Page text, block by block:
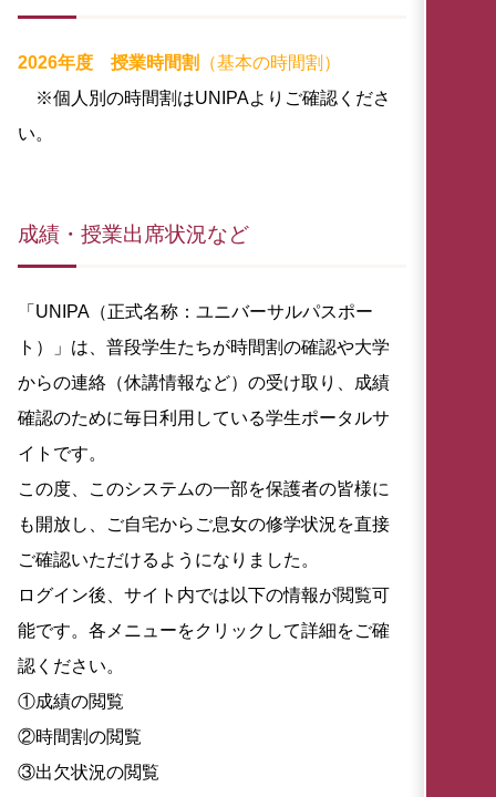
2026年度 授業時間割
（基本の時間割）
※個人別の時間割はUNIPAよりご確認くださ
い。
成績・授業出席状況など
「UNIPA（正式名称：ユニバーサルパスポー
ト）」は、普段学生たちが時間割の確認や大学
からの連絡（休講情報など）の受け取り、成績
確認のために毎日利用している学生ポータルサ
イトです。
この度、このシステムの一部を保護者の皆様に
も開放し、ご自宅からご息女の修学状況を直接
ご確認いただけるようになりました。
ログイン後、サイト内では以下の情報が閲覧可
能です。各メニューをクリックして詳細をご確
認ください。
①成績の閲覧
②時間割の閲覧
③出欠状況の閲覧